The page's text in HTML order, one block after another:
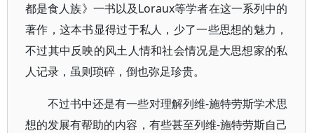
都是食人族》一书以及Loraux等学者在这一系列中的
著作，这本书显得过于私人，少了一些思想的魅力，
不过其中反映的风土人情和社会情况是大思想家的私
人记录，虽则琐碎，倒也弥足珍贵。
不过书中还是有一些对理解列维-施特劳斯学术思
想的发展有帮助的内容，有些甚至列维-施特劳斯自己